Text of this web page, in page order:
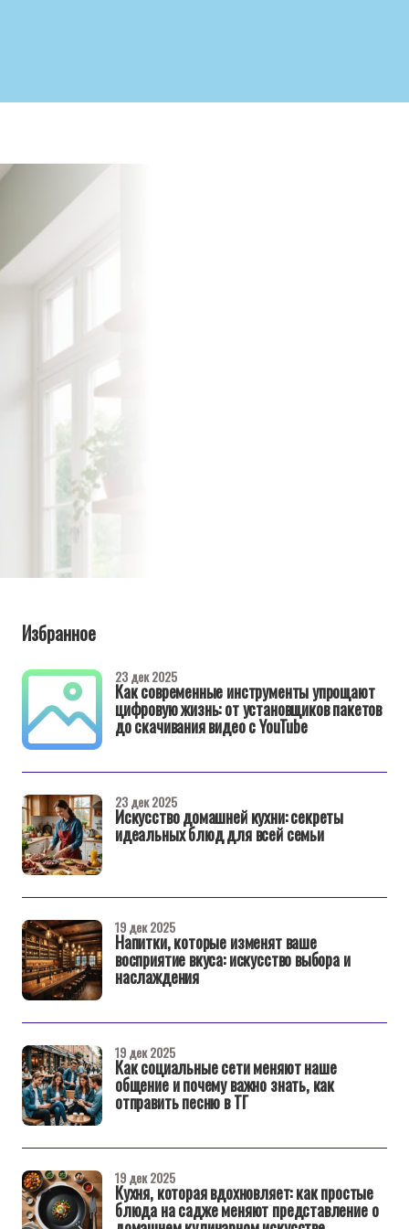
Избранное
Как современные инструменты упрощают
цифровую жизнь: от установщиков пакетов
до скачивания видео с YouTube
23 дек 2025
Искусство домашней кухни: секреты
идеальных блюд для всей семьи
23 дек 2025
Напитки, которые изменят ваше
восприятие вкуса: искусство выбора и
наслаждения
19 дек 2025
Как социальные сети меняют наше
общение и почему важно знать, как
отправить песню в ТГ
19 дек 2025
Кухня, которая вдохновляет: как простые
блюда на садже меняют представление о
19 дек 2025